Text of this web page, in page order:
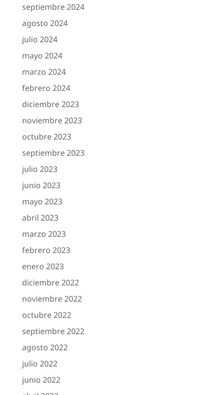
septiembre 2024
agosto 2024
julio 2024
mayo 2024
marzo 2024
febrero 2024
diciembre 2023
noviembre 2023
octubre 2023
septiembre 2023
julio 2023
junio 2023
mayo 2023
abril 2023
marzo 2023
febrero 2023
enero 2023
diciembre 2022
noviembre 2022
octubre 2022
septiembre 2022
agosto 2022
julio 2022
junio 2022